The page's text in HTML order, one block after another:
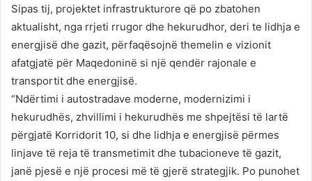
Sipas tij, projektet infrastrukturore që po zbatohen
aktualisht, nga rrjeti rrugor dhe hekurudhor, deri te lidhja e
energjisë dhe gazit, përfaqësojnë themelin e vizionit
afatgjatë për Maqedoninë si një qendër rajonale e
transportit dhe energjisë.
“Ndërtimi i autostradave moderne, modernizimi i
hekurudhës, zhvillimi i hekurudhës me shpejtësi të lartë
përgjatë Korridorit 10, si dhe lidhja e energjisë përmes
linjave të reja të transmetimit dhe tubacioneve të gazit,
janë pjesë e një procesi më të gjerë strategjik. Po punohet